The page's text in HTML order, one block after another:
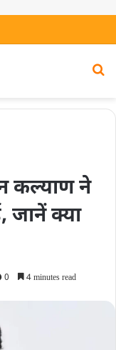
कल्याण ने
जानें क्या
0 4 minutes read